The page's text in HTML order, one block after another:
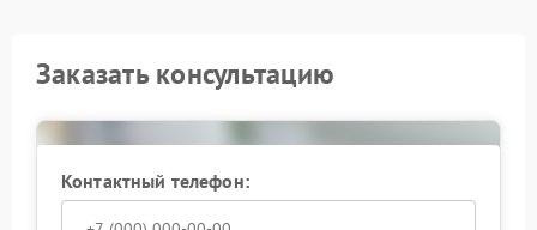
Заказать консультацию
Контактный телефон: